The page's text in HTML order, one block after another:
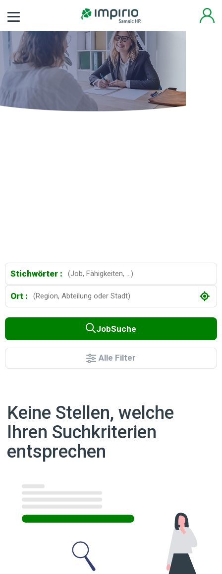
Stichwörter :
Ort :
JobSuche
Alle Filter
Keine Stellen, welche
Ihren Suchkriterien
entsprechen
Ergebnisse